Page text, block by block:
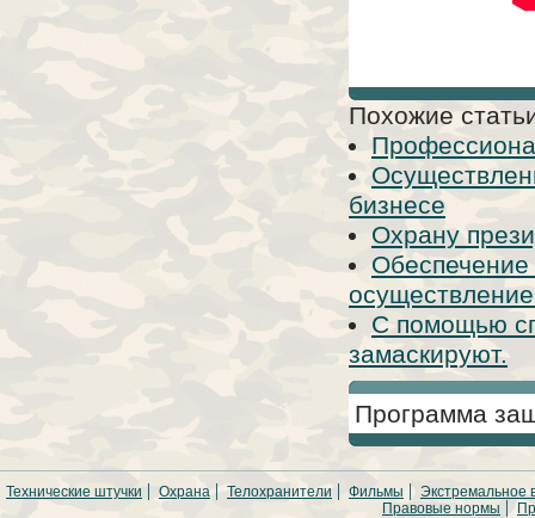
Похожие
бизнесе
Охрану
С помощью
замаскируют.
Программа
Технические штучки Охрана Телохранители Фильмы
Экстремальное
Правовые нормы